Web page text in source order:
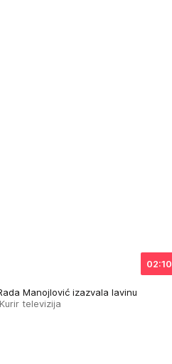
02:10
Manojlović izazvala lavinu
televizija